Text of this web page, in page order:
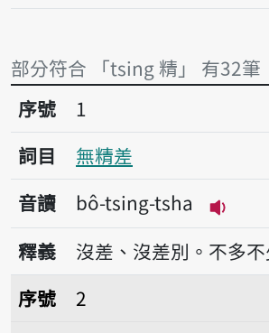
部分符合 「tsing 精」 有32筆
序號1無精差
序號
1
詞目
無精差
音讀
bô-tsing-tsha
播放
釋義
沒差、沒差別。不多
序號2豬狗精牲
序號
2